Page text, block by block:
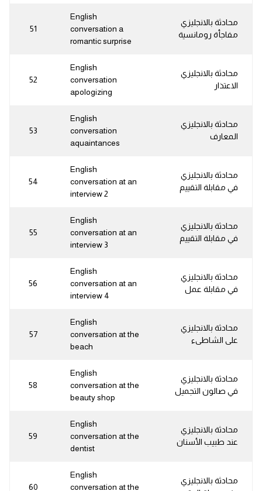
محادثة بالانجليزي
مفاجأة رومانسية
English
conversation a
romantic surprise
51
محادثة بالانجليزي
الاعتذار
English
conversation
apologizing
52
محادثة بالانجليزي
المعارف
English
conversation
aquaintances
53
محادثة بالانجليزي
في مقابلة التقييم
English
conversation at an
interview 2
54
محادثة بالانجليزي
في مقابلة التقييم
English
conversation at an
interview 3
55
محادثة بالانجليزي
في مقابلة عمل
English
conversation at an
interview 4
56
محادثة بالانجليزي
على الشاطىء
English
conversation at the
beach
57
محادثة بالانجليزي
في صالون التجميل
English
conversation at the
beauty shop
58
محادثة بالانجليزي
عند طبيب الأسنان
English
conversation at the
dentist
59
محادثة بالانجليزي
English
conversation at the
60